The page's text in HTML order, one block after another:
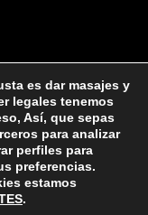
es dar masajes y
legales tenemos
Así, que sepas
para analizar
perfiles para
preferencias.
estamos
.